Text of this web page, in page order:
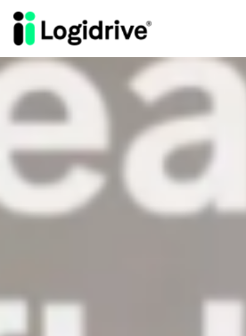
Aller au contenu principal